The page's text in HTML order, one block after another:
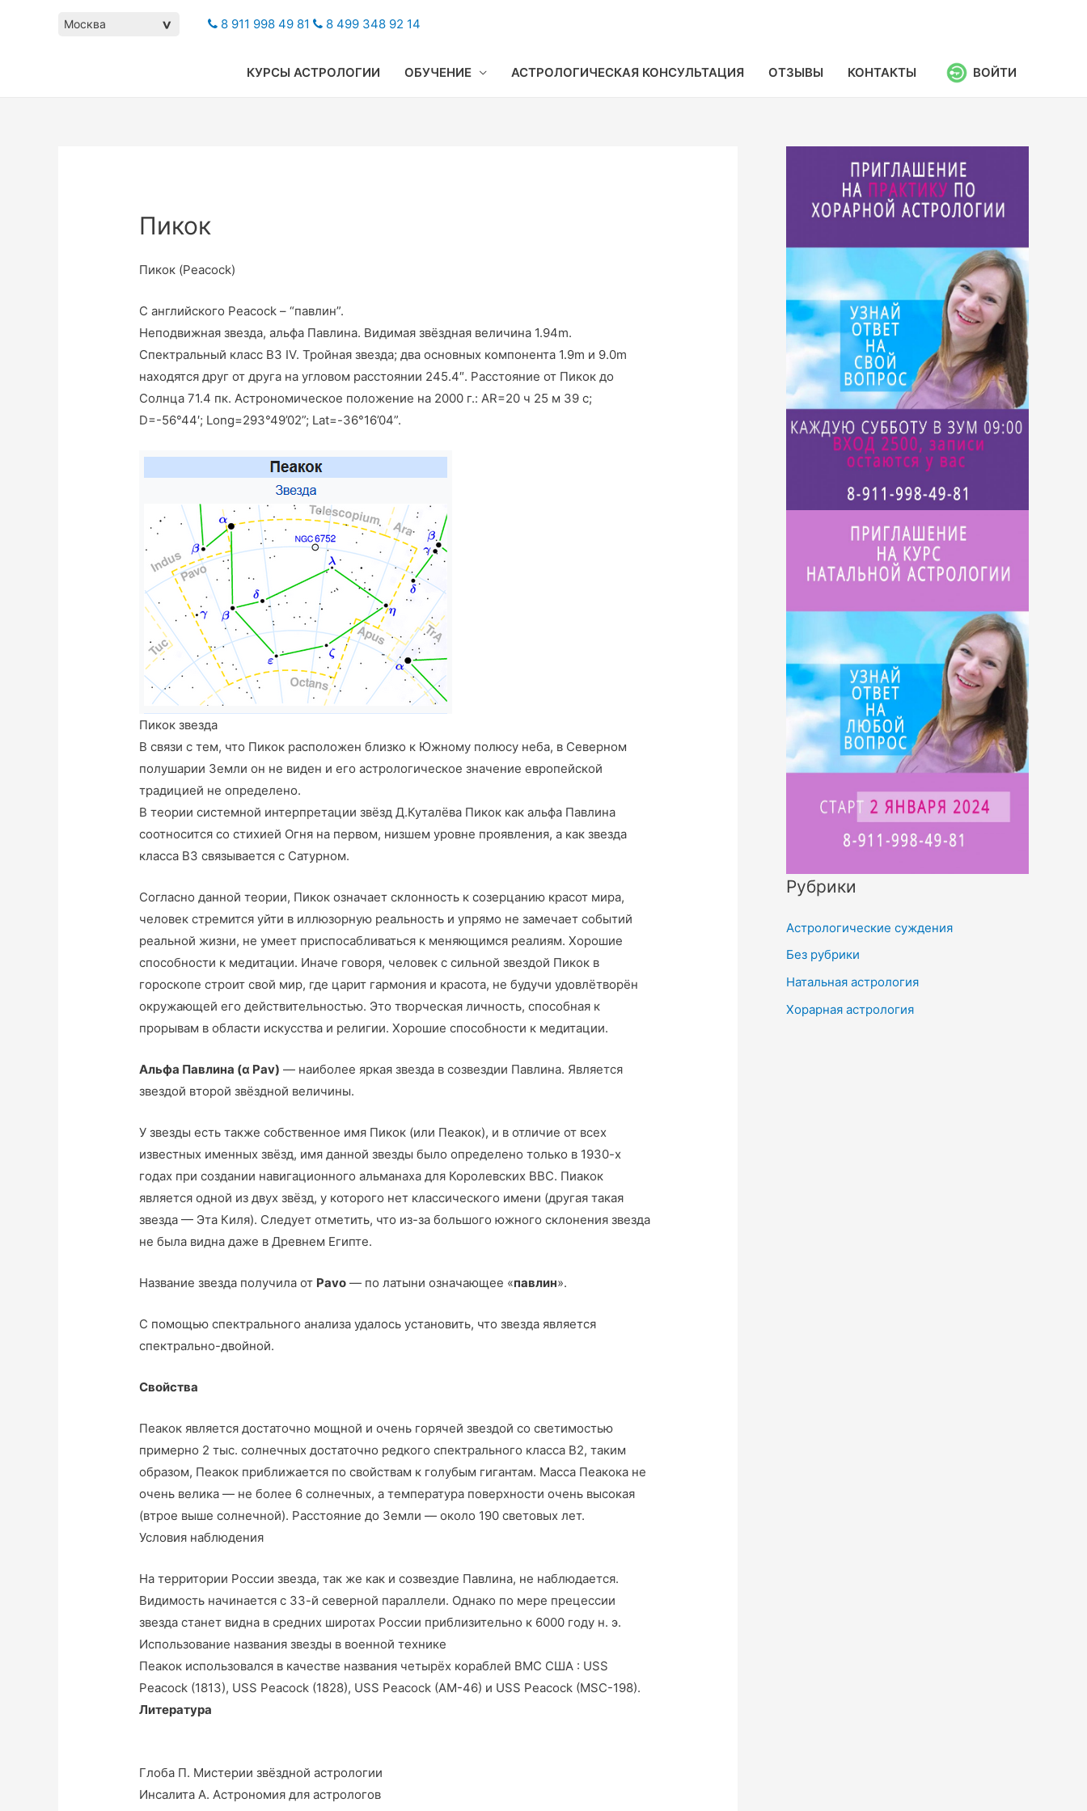
Москва > 8 911 998 49 81 8 499 348 92 14
КУРСЫ АСТРОЛОГИИ ОБУЧЕНИЕ АСТРОЛОГИЧЕСКАЯ КОНСУЛЬТАЦИЯ ОТЗЫВЫ КОНТАКТЫ ВОЙТИ
Пикок
Пикок (Peacock)
С английского Peacock – “павлин”.
Неподвижная звезда, альфа Павлина. Видимая звёздная величина 1.94m.
Спектральный класс B3 IV. Тройная звезда; два основных компонента 1.9m и 9.0m
находятся друг от друга на угловом расстоянии 245.4″. Расстояние от Пикок до
Солнца 71.4 пк. Астрономическое положение на 2000 г.: AR=20 ч 25 м 39 с;
D=-56°44′; Long=293°49’02”; Lat=-36°16’04”.
Пикок звезда
В связи с тем, что Пикок расположен близко к Южному полюсу неба, в Северном
полушарии Земли он не виден и его астрологическое значение европейской
традицией не определено.
В теории системной интерпретации звёзд Д.Куталёва Пикок как альфа Павлина
соотносится со стихией Огня на первом, низшем уровне проявления, а как звезда
класса B3 связывается с Сатурном.
Согласно данной теории, Пикок означает склонность к созерцанию красот мира,
человек стремится уйти в иллюзорную реальность и упрямо не замечает событий
реальной жизни, не умеет приспосабливаться к меняющимся реалиям. Хорошие
способности к медитации. Иначе говоря, человек с сильной звездой Пикок в
гороскопе строит свой мир, где царит гармония и красота, не будучи удовлётворён
окружающей его действительностью. Это творческая личность, способная к
прорывам в области искусства и религии. Хорошие способности к медитации.
Альфа Павлина (α Pav) — наиболее яркая звезда в созвездии Павлина. Является
звездой второй звёздной величины.
У звезды есть также собственное имя Пикок (или Пеакок), и в отличие от всех
известных именных звёзд, имя данной звезды было определено только в 1930-х
годах при создании навигационного альманаха для Королевских ВВС. Пиакок
является одной из двух звёзд, у которого нет классического имени (другая такая
звезда — Эта Киля). Следует отметить, что из-за большого южного склонения звезда
не была видна даже в Древнем Египте.
Название звезда получила от Pavo — по латыни означающее «павлин».
С помощью спектрального анализа удалось установить, что звезда является
спектрально-двойной.
Свойства
Пеакок является достаточно мощной и очень горячей звездой со светимостью
примерно 2 тыс. солнечных достаточно редкого спектрального класса B2, таким
образом, Пеакок приближается по свойствам к голубым гигантам. Масса Пеакока не
очень велика — не более 6 солнечных, а температура поверхности очень высокая
(втрое выше солнечной). Расстояние до Земли — около 190 световых лет.
Условия наблюдения
На территории России звезда, так же как и созвездие Павлина, не наблюдается.
Видимость начинается с 33-й северной параллели. Однако по мере прецессии
звезда станет видна в средних широтах России приблизительно к 6000 году н. э.
Использование названия звезды в военной технике
Пеакок использовался в качестве названия четырёх кораблей ВМС США : USS
Peacock (1813), USS Peacock (1828), USS Peacock (AM-46) и USS Peacock (MSC-198).
Литература
Глоба П. Мистерии звёздной астрологии
Инсалита А. Астрономия для астрологов
Рубрики
Астрологические суждения
Без рубрики
Натальная астрология
Хорарная астрология